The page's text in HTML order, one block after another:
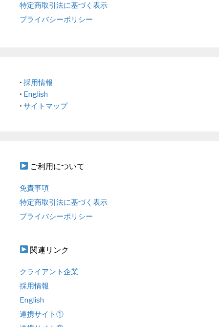
特定商取引法に基づく表示
プライバシーポリシー
• 採用情報
• English
• サイトマップ
ご利用について
免責事項
特定商取引法に基づく表示
プライバシーポリシー
関連リンク
クライアント企業
採用情報
English
連携サイト①